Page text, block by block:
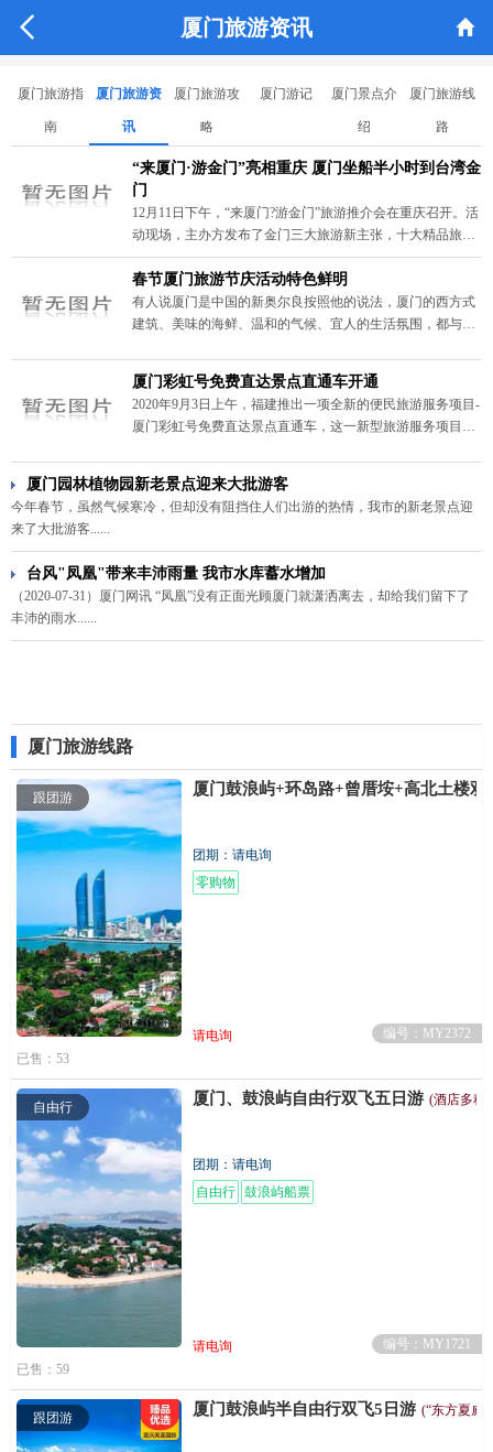
 厦门旅游资讯 
厦门旅游指
南
厦门旅游资
讯
厦门旅游攻
略
厦门游记 厦门景点介
绍
厦门旅游线
路
“来厦门·游金门”亮相重庆 厦门坐船半小时到台湾金
门
12月11日下午，“来厦门?游金门”旅游推介会在重庆召开。活
动现场，主办方发布了金门三大旅游新主张，十大精品旅游
线路。重庆市民可提前办理台湾通行证及签注，上午乘坐2个
半小时的飞机直达厦门，领略“高颜值、高素质”的城市风
光，半小时船程即可到厦门五通码头乘坐“小三通”客轮赴金
门，开启幸福之旅。
春节厦门旅游节庆活动特色鲜明
有人说厦门是中国的新奥尔良按照他的说法，厦门的西方式
建筑、美味的海鲜、温和的气候、宜人的生活氛围，都与新
纷呈。大家不妨此时出游，亲眼见识一下这个城市的真貌。
厦门彩虹号免费直达景点直通车开通
2020年9月3日上午，福建推出一项全新的便民旅游服务项目-
厦门彩虹号免费直达景点直通车，这一新型旅游服务项目将
厦门园林植物园新老景点迎来大批游客
今年春节，虽然气候寒冷，但却没有阻挡住人们出游的热情，我市的新老景点迎
来了大批游客......
台风"凤凰"带来丰沛雨量 我市水库蓄水增加
（2020-07-31）厦门网讯 “凤凰”没有正面光顾厦门就潇洒离去，却给我们留下了
丰沛的雨水......
厦门旅游线路
跟团游 厦门鼓浪屿+环岛路+曾厝垵+高北土楼双
团期：请电询
零购物
请电询
编号：MY2372
已售：53
自由行 厦门、鼓浪屿自由行双飞五日游 (酒店多种
团期：请电询
自由行 鼓浪屿船票
请电询
编号：MY1721
已售：59
跟团游 厦门鼓浪屿半自由行双飞5日游 (“东方夏威